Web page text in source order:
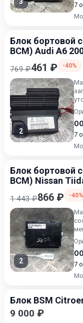
7
Блок бортовой
BCM) Audi A6
769 ₽461 ₽ -40%
2
от
7
Блок бортовой
BCM) Nissan
1 443 ₽866 ₽ -40%
2
7
Блок BSM
9 000 ₽